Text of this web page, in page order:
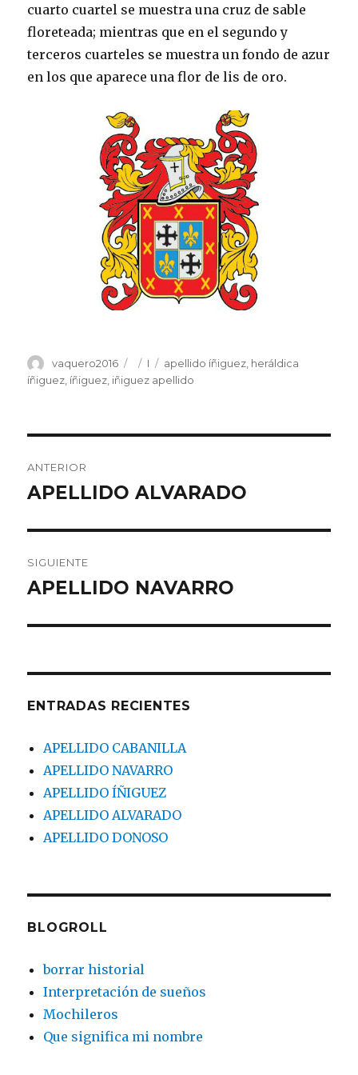
cuarto cuartel se muestra una cruz de sable
floreteada; mientras que en el segundo y
terceros cuarteles se muestra un fondo de azur
en los que aparece una flor de lis de oro.
Autor
vaquero2016
Publicado
el
Categorías
I Etiquetas
apellido íñiguez heráldica
íñiguez íñiguez iñiguez apellido
de
ANTERIOR
Entrada
APELLIDO ALVARADO
SIGUIENTE
Entrada
APELLIDO NAVARRO
ENTRADAS RECIENTES
APELLIDO CABANILLA
APELLIDO NAVARRO
APELLIDO ÍÑIGUEZ
APELLIDO ALVARADO
APELLIDO DONOSO
BLOGROLL
borrar historial
Interpretación de sueños
Mochileros
Que significa mi nombre